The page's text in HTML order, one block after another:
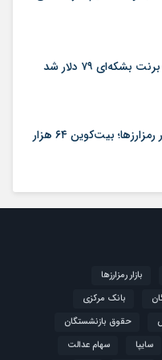
۷۹ دلار شد
آخرین وضعیت بازار رمزارزها؛ بیت‌کوین ۶۴ هزار
بازار رمزارزها
بانک مرکزی
حقوق بازنشستگان
سایپا
سهام عدالت